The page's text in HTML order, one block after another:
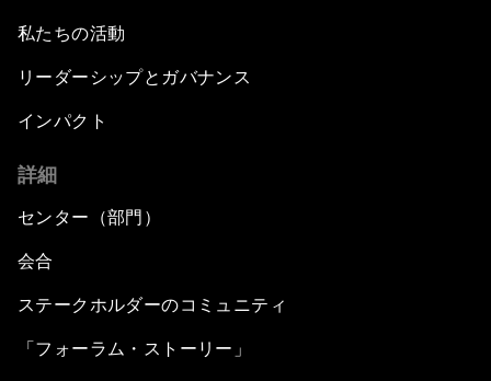
私たちの活動
リーダーシップとガバナンス
インパクト
詳細
センター（部門）
会合
ステークホルダーのコミュニティ
「フォーラム・ストーリー」